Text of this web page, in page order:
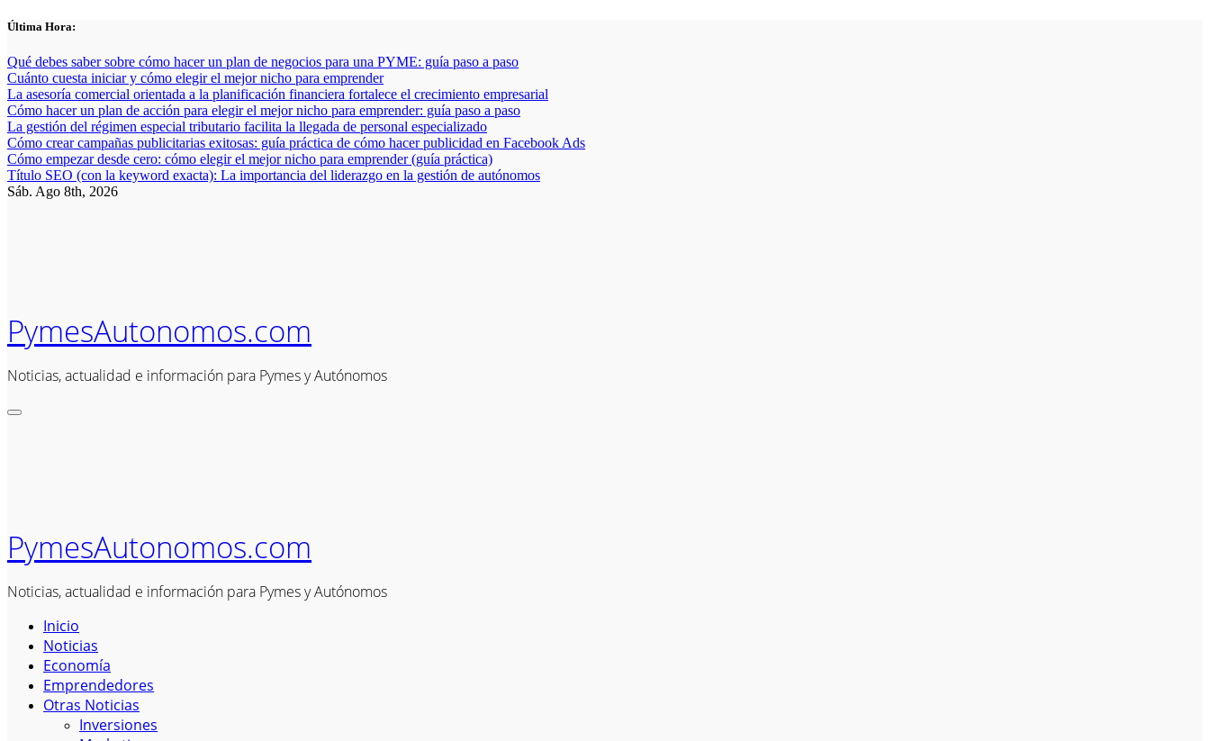
Saltar
contenido
Última Hora:
Qué debes saber sobre cómo hacer un plan de negocios para una PYME: guía paso a paso
Cuánto cuesta iniciar y cómo elegir el mejor nicho para emprender
La asesoría comercial orientada a la planificación financiera fortalece el crecimiento empresarial
Cómo hacer un plan de acción para elegir el mejor nicho para emprender: guía paso a paso
La gestión del régimen especial tributario facilita la llegada de personal especializado
Cómo crear campañas publicitarias exitosas: guía práctica de cómo hacer publicidad en Facebook Ads
Cómo empezar desde cero: cómo elegir el mejor nicho para emprender (guía práctica)
Título SEO (con la keyword exacta): La importancia del liderazgo en la gestión de autónomos
Sáb. Ago 8th, 2026
PymesAutonomos.com
Noticias, actualidad e información para Pymes y Autónomos
PymesAutonomos.com
Noticias, actualidad e información para Pymes y Autónomos
Inicio
Noticias
Economía
Emprendedores
Otras Noticias
Inversiones